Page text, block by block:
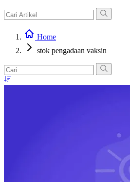
Home
stok pengadaan vaksin